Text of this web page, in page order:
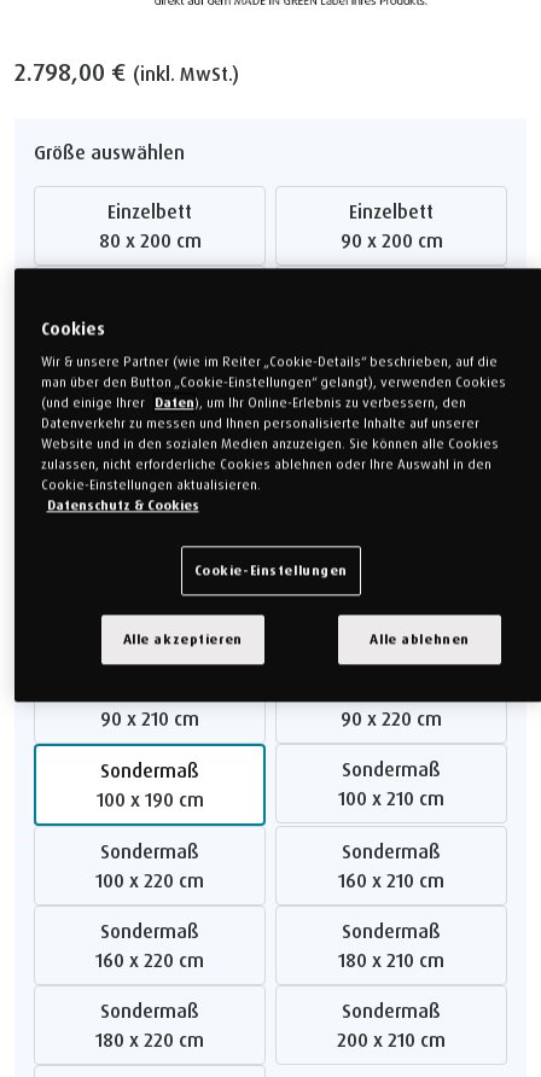
2.798,00 € (inkl. MwSt.)
Größe auswählen
Einzelbett
80 x 200 cm
Einzelbett
90 x 200 cm
100 x 200 cm
Doppelbett
160 x 200 cm
Doppelbett
180 x 200 cm
Sondermaß
80 x 190 cm
Sondermaß
80 x 210 cm
Sondermaß
120 x 200 cm
Sondermaß
90 x 190 cm
90 x 210 cm
90 x 220 cm
Sondermaß
100 x 190 cm
Sondermaß
100 x 210 cm
Sondermaß
100 x 220 cm
Sondermaß
160 x 210 cm
Sondermaß
160 x 220 cm
Sondermaß
180 x 210 cm
Sondermaß
180 x 220 cm
Sondermaß
200 x 210 cm
Wir & unsere Partner (wie im Reiter „Cookie-Details“ beschrieben, auf die
man über den Button „Cookie-Einstellungen“ gelangt), verwenden Cookies
Website und in den sozialen Medien anzuzeigen. Sie können alle Cookies
zulassen, nicht erforderliche Cookies ablehnen oder Ihre Auswahl in den
Cookie-Einstellungen aktualisieren.
Datenschutz & Cookies
Cookie-Einstellungen
Alle akzeptieren